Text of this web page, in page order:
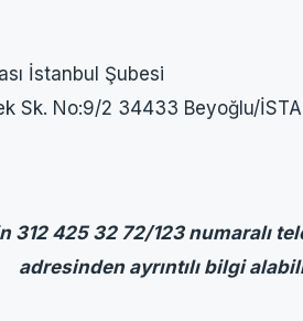
İstanbul Şubesi
Sk. No:9/2 34433 Beyoğlu/
312 425 32 72/123 numaralı
adresinden ayrıntılı bilgi